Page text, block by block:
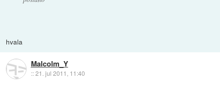
hvala
Malcolm_Y
::21. jul 2011, 11:40